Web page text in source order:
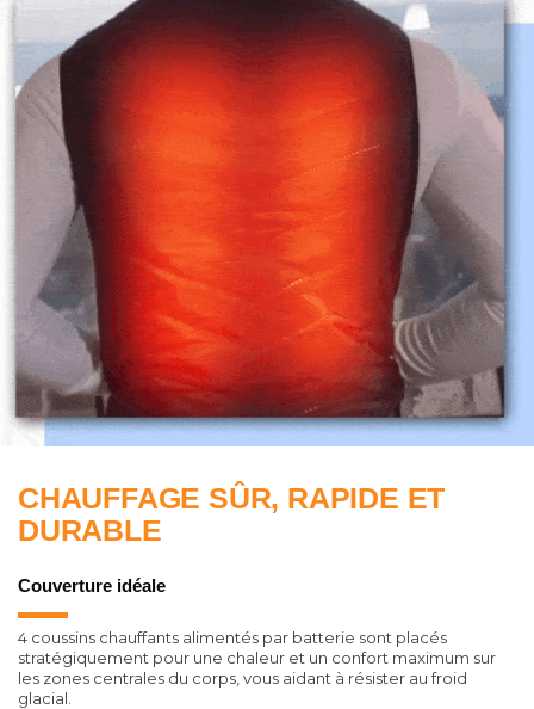
CHAUFFAGE SÛR, RAPIDE ET
DURABLE
Couverture idéale
4 coussins chauffants alimentés par batterie sont placés
stratégiquement pour une chaleur et un confort maximum sur
les zones centrales du corps, vous aidant à résister au froid
glacial.